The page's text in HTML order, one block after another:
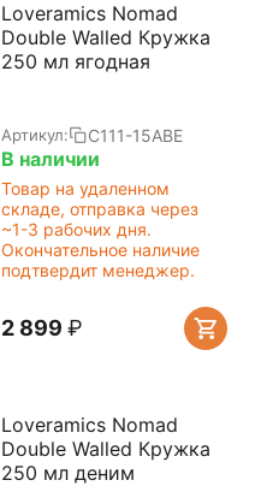
Loveramics Nomad
Double Walled Кружка
250 мл ягодная
Артикул: C111-15ABE
В наличии
Товар на удаленном
складе, отправка через
~1-3 рабочих дня.
Окончательное наличие
подтвердит менеджер.
2 899 ₽
Loveramics Nomad
Double Walled Кружка
250 мл деним